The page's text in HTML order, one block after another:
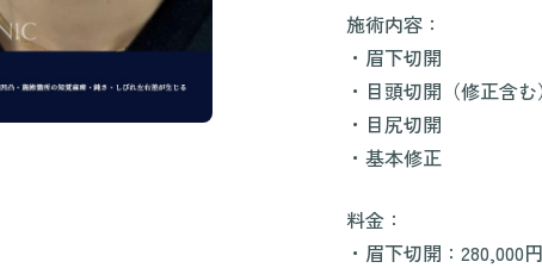
施術内容：
・眉下切開
・目頭切開（修正含
・目尻切開
・基本修正
料金：
・眉下切開：280,000円